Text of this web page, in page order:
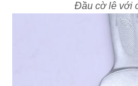
Đầu cờ lê với